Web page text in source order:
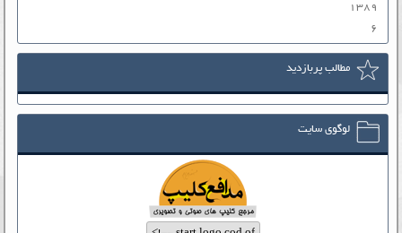
۱۳۸۹
۶
مطالب پربازدید
لوگوی سایت